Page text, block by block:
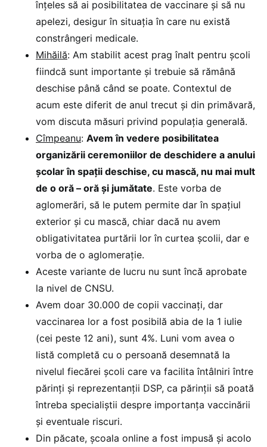
înțeles să ai posibilitatea de vaccinare și să nu
apelezi, desigur în situația în care nu există
constrângeri medicale.
Mihăilă: Am stabilit acest prag înalt pentru școli
fiindcă sunt importante și trebuie să rămână
deschise până când se poate. Contextul de
acum este diferit de anul trecut și din primăvară,
vom discuta măsuri privind populația generală.
Cîmpeanu: Avem în vedere posibilitatea
organizării ceremoniilor de deschidere a anului
școlar în spații deschise, cu mască, nu mai mult
de o oră – oră și jumătate. Este vorba de
aglomerări, să le putem permite dar în spațiul
exterior și cu mască, chiar dacă nu avem
obligativitatea purtării lor în curtea școlii, dar e
vorba de o aglomerație.
Aceste variante de lucru nu sunt încă aprobate
la nivel de CNSU.
Avem doar 30.000 de copii vaccinați, dar
vaccinarea lor a fost posibilă abia de la 1 iulie
(cei peste 12 ani), sunt 4%. Luni vom avea o
listă completă cu o persoană desemnată la
nivelul fiecărei școli care va facilita întâlniri între
părinți și reprezentanții DSP, ca părinții să poată
întreba specialiștii despre importanța vaccinării
și eventuale riscuri.
Din păcate, școala online a fost impusă și acolo